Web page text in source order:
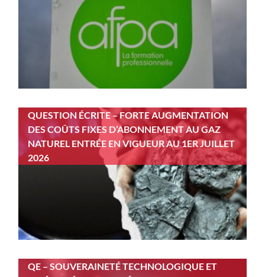
QUESTION ÉCRITE – FORTE AUGMENTATION
DES COÛTS FIXES D’ABONNEMENT AU GAZ
NATUREL ENTRÉE EN VIGUEUR AU 1ER JUILLET
2026
QE – SOUVERAINETÉ TECHNOLOGIQUE ET